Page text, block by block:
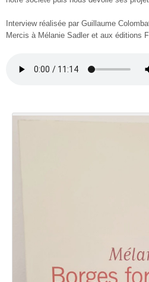
Interview réalisée par Guillaume
Mercis à Mélanie Sadler et aux éditions